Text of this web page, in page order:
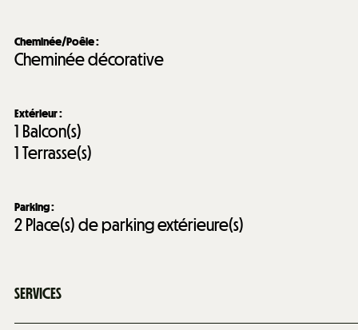
Cheminée/Poêle:
Cheminée décorative
Extérieur:
1 Balcon(s)
1Terrasse(s)
Parking:
2Place(s) de parking extérieure(s)
SERVICES